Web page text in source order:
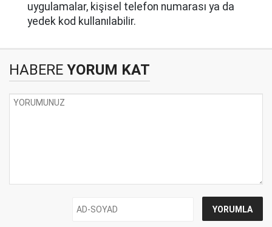
uygulamalar, kişisel telefon numarası ya da
yedek kod kullanılabilir.
HABERE YORUM KAT